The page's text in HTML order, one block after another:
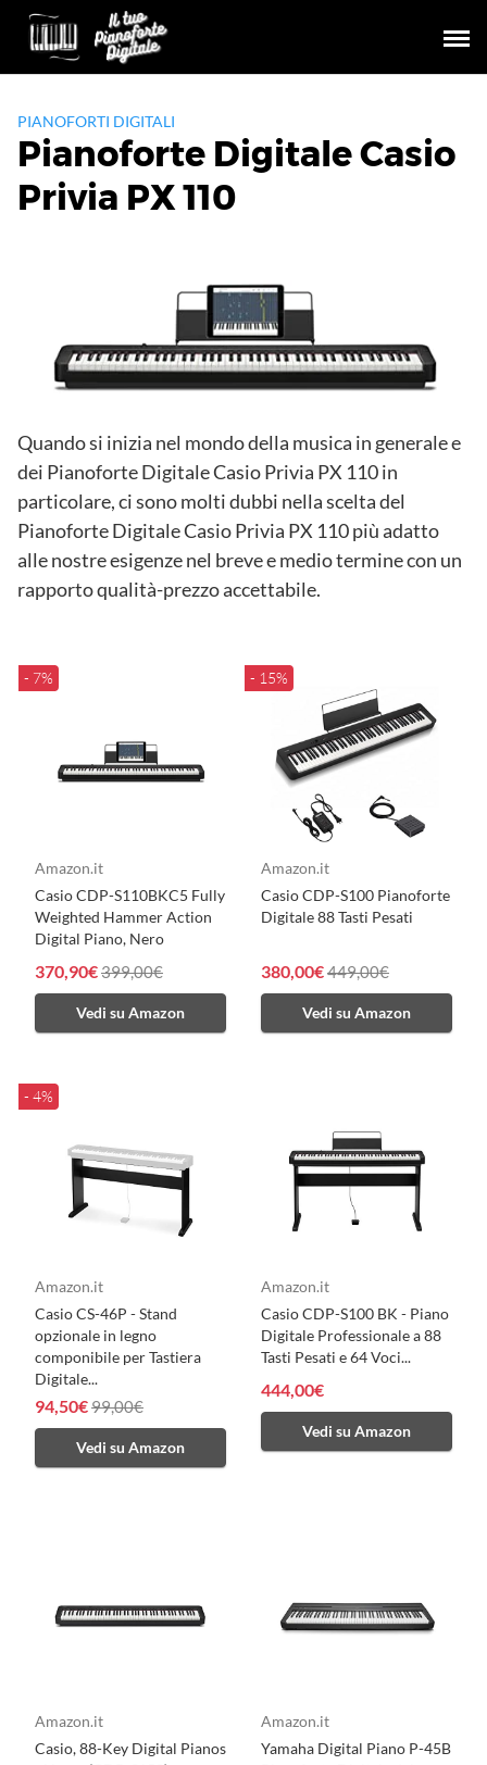
Skip
content
PIANOFORTI DIGITALI
Pianoforte Digitale Casio
Privia PX 110
Quando si inizia nel mondo della musica in generale e
dei Pianoforte Digitale Casio Privia PX 110 in
particolare, ci sono molti dubbi nella scelta del
Pianoforte Digitale Casio Privia PX 110 più adatto
alle nostre esigenze nel breve e medio termine con un
rapporto qualità-prezzo accettabile.
- 7%
Amazon.it
Casio CDP-S110BKC5 Fully
Weighted Hammer Action
Digital Piano, Nero
370,90€399,00€
Vedi su Amazon
- 15%
Amazon.it
Casio CDP-S100 Pianoforte
Digitale 88 Tasti Pesati
380,00€449,00€
Vedi su Amazon
- 4%
Amazon.it
Casio CS-46P - Stand
opzionale in legno
componibile per Tastiera
Digitale...
94,50€99,00€
Vedi su Amazon
Amazon.it
Casio CDP-S100 BK - Piano
Digitale Professionale a 88
Tasti Pesati e 64 Voci...
444,00€
Vedi su Amazon
Amazon.it
Casio, 88-Key Digital Pianos
Amazon.it
Yamaha Digital Piano P-45B